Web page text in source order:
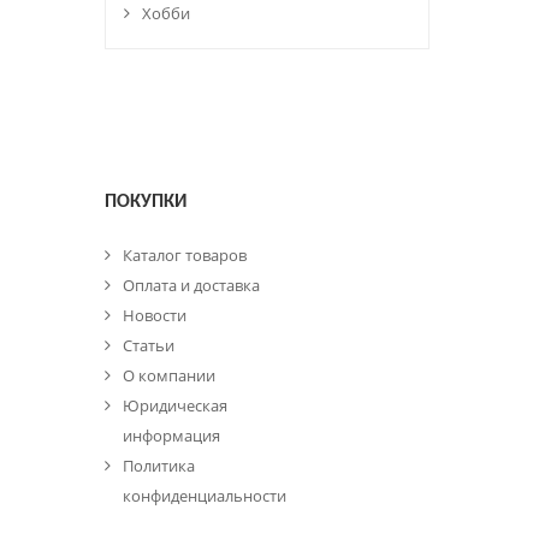
Хобби
ПОКУПКИ
Каталог товаров
Оплата и доставка
Новости
Статьи
О компании
Юридическая
информация
Политика
конфиденциальности